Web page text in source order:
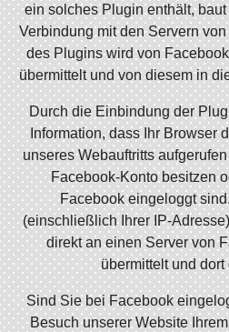
ein solches Plugin enthält,
Verbindung mit den Servern
des Plugins wird von
übermittelt und von diesem in
Durch die Einbindung der
Information, dass Ihr Browser
unseres Webauftritts
Facebook-Konto besitzen
Facebook eingeloggt
(einschließlich Ihrer IP-
direkt an einen Server von
übermittelt und dort
Sind Sie bei Facebook
Besuch unserer Website